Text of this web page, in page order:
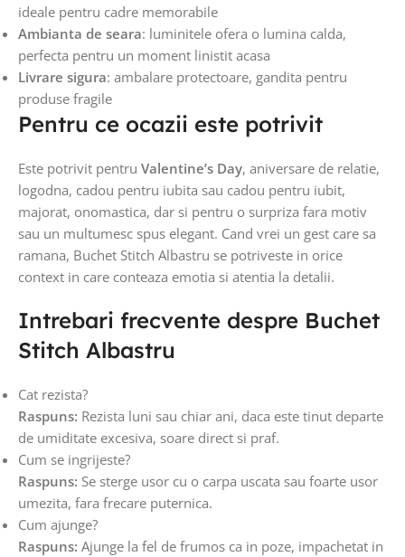
ideale pentru cadre memorabile
Ambianta de seara: luminitele ofera o lumina calda,
perfecta pentru un moment linistit acasa
Livrare sigura: ambalare protectoare, gandita pentru
produse fragile
Pentru ce ocazii este potrivit
Este potrivit pentru Valentine’s Day, aniversare de relatie,
logodna, cadou pentru iubita sau cadou pentru iubit,
majorat, onomastica, dar si pentru o surpriza fara motiv
sau un multumesc spus elegant. Cand vrei un gest care sa
ramana, Buchet Stitch Albastru se potriveste in orice
context in care conteaza emotia si atentia la detalii.
Intrebari frecvente despre Buchet
Stitch Albastru
Cat rezista?
Raspuns: Rezista luni sau chiar ani, daca este tinut departe
de umiditate excesiva, soare direct si praf.
Cum se ingrijeste?
Raspuns: Se sterge usor cu o carpa uscata sau foarte usor
umezita, fara frecare puternica.
Cum ajunge?
Raspuns: Ajunge la fel de frumos ca in poze, impachetat in